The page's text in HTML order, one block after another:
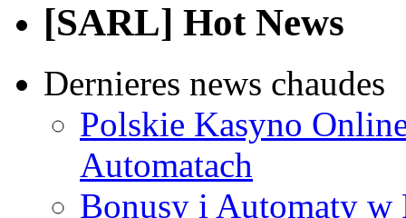
[SARL] Hot News
Dernieres news chaudes
Polskie Kasyno
Automatach
Bonusy i Automaty w